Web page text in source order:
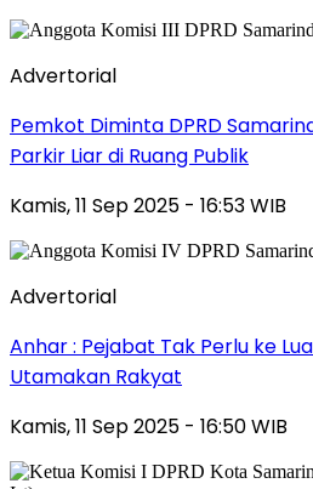
Advertorial
Pemkot Diminta DPRD
Parkir Liar di Ruang Publik
Kamis, 11 Sep 2025 - 16:53 WIB
Advertorial
Anhar : Pejabat Tak Perlu ke
Utamakan Rakyat
Kamis, 11 Sep 2025 - 16:50 WIB